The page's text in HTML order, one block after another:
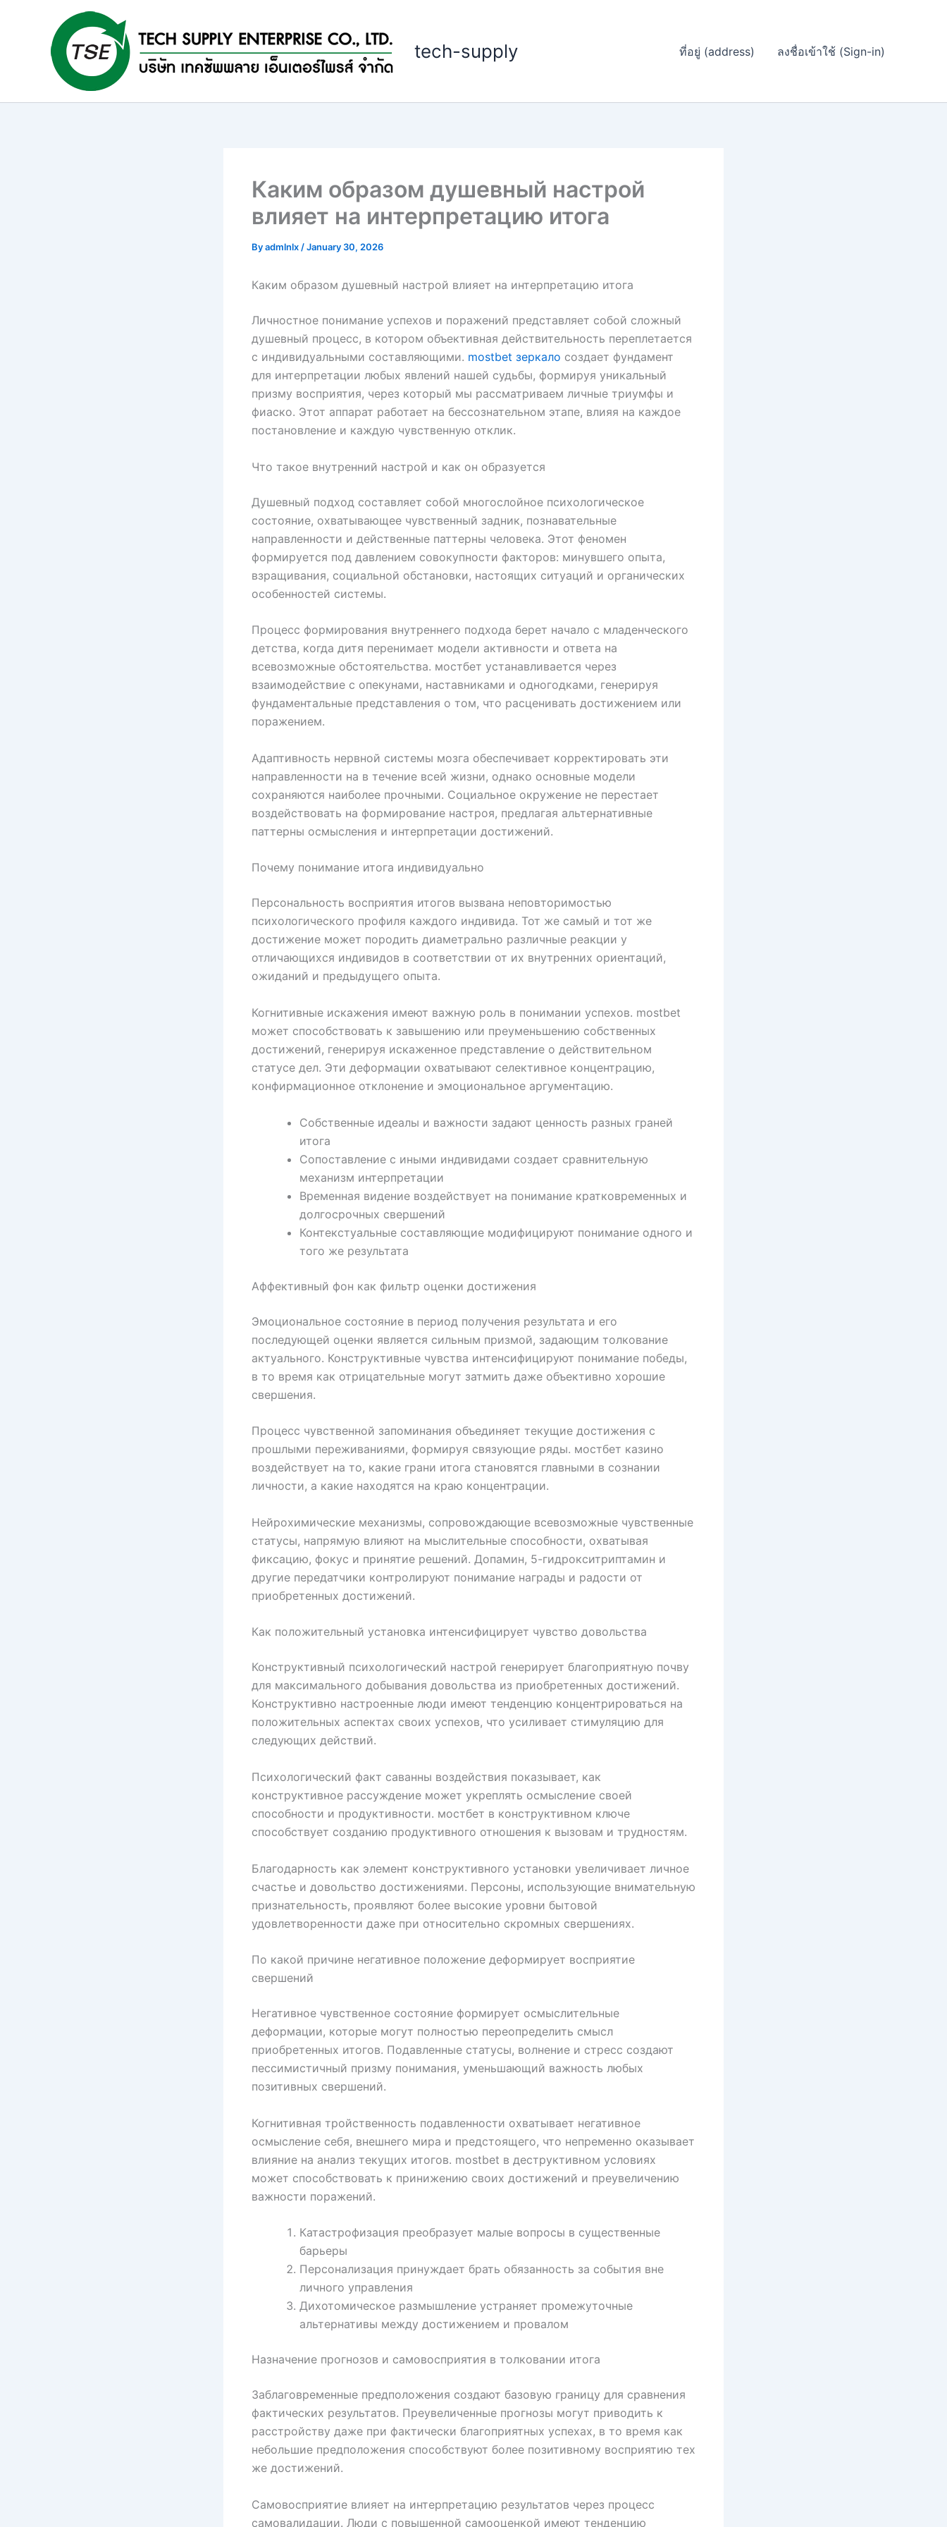
tech-supply ที่อยู่ (address) ลงชื่อเข้าใช้ (Sign-in)
Каким образом душевный настрой
влияет на интерпретацию итога
Byadmlnlx /January 30, 2026
Каким образом душевный настрой влияет на интерпретацию итога
Личностное понимание успехов и поражений представляет собой сложный
душевный процесс, в котором объективная действительность переплетается
с индивидуальными составляющими. mostbet зеркало создает фундамент
для интерпретации любых явлений нашей судьбы, формируя уникальный
призму восприятия, через который мы рассматриваем личные триумфы и
фиаско. Этот аппарат работает на бессознательном этапе, влияя на каждое
постановление и каждую чувственную отклик.
Что такое внутренний настрой и как он образуется
Душевный подход составляет собой многослойное психологическое
состояние, охватывающее чувственный задник, познавательные
направленности и действенные паттерны человека. Этот феномен
формируется под давлением совокупности факторов: минувшего опыта,
взращивания, социальной обстановки, настоящих ситуаций и органических
особенностей системы.
Процесс формирования внутреннего подхода берет начало с младенческого
детства, когда дитя перенимает модели активности и ответа на
всевозможные обстоятельства. мостбет устанавливается через
взаимодействие с опекунами, наставниками и одногодками, генерируя
фундаментальные представления о том, что расценивать достижением или
поражением.
Адаптивность нервной системы мозга обеспечивает корректировать эти
направленности на в течение всей жизни, однако основные модели
сохраняются наиболее прочными. Социальное окружение не перестает
воздействовать на формирование настроя, предлагая альтернативные
паттерны осмысления и интерпретации достижений.
Почему понимание итога индивидуально
Персональность восприятия итогов вызвана неповторимостью
психологического профиля каждого индивида. Тот же самый и тот же
достижение может породить диаметрально различные реакции у
отличающихся индивидов в соответствии от их внутренних ориентаций,
ожиданий и предыдущего опыта.
Когнитивные искажения имеют важную роль в понимании успехов. mostbet
может способствовать к завышению или преуменьшению собственных
достижений, генерируя искаженное представление о действительном
статусе дел. Эти деформации охватывают селективное концентрацию,
конфирмационное отклонение и эмоциональное аргументацию.
Собственные идеалы и важности задают ценность разных граней
итога
Сопоставление с иными индивидами создает сравнительную
механизм интерпретации
Временная видение воздействует на понимание кратковременных и
долгосрочных свершений
Контекстуальные составляющие модифицируют понимание одного и
того же результата
Аффективный фон как фильтр оценки достижения
Эмоциональное состояние в период получения результата и его
последующей оценки является сильным призмой, задающим толкование
актуального. Конструктивные чувства интенсифицируют понимание победы,
в то время как отрицательные могут затмить даже объективно хорошие
свершения.
Процесс чувственной запоминания объединяет текущие достижения с
прошлыми переживаниями, формируя связующие ряды. мостбет казино
воздействует на то, какие грани итога становятся главными в сознании
личности, а какие находятся на краю концентрации.
Нейрохимические механизмы, сопровождающие всевозможные чувственные
статусы, напрямую влияют на мыслительные способности, охватывая
фиксацию, фокус и принятие решений. Допамин, 5-гидрокситриптамин и
другие передатчики контролируют понимание награды и радости от
приобретенных достижений.
Как положительный установка интенсифицирует чувство довольства
Конструктивный психологический настрой генерирует благоприятную почву
для максимального добывания довольства из приобретенных достижений.
Конструктивно настроенные люди имеют тенденцию концентрироваться на
положительных аспектах своих успехов, что усиливает стимуляцию для
следующих действий.
Психологический факт саванны воздействия показывает, как
конструктивное рассуждение может укреплять осмысление своей
способности и продуктивности. мостбет в конструктивном ключе
способствует созданию продуктивного отношения к вызовам и трудностям.
Благодарность как элемент конструктивного установки увеличивает личное
счастье и довольство достижениями. Персоны, использующие внимательную
признательность, проявляют более высокие уровни бытовой
удовлетворенности даже при относительно скромных свершениях.
По какой причине негативное положение деформирует восприятие
свершений
Негативное чувственное состояние формирует осмыслительные
деформации, которые могут полностью переопределить смысл
приобретенных итогов. Подавленные статусы, волнение и стресс создают
пессимистичный призму понимания, уменьшающий важность любых
позитивных свершений.
Когнитивная тройственность подавленности охватывает негативное
осмысление себя, внешнего мира и предстоящего, что непременно оказывает
влияние на анализ текущих итогов. mostbet в деструктивном условиях
может способствовать к принижению своих достижений и преувеличению
важности поражений.
Катастрофизация преобразует малые вопросы в существенные
барьеры
Персонализация принуждает брать обязанность за события вне
личного управления
Дихотомическое размышление устраняет промежуточные
альтернативы между достижением и провалом
Назначение прогнозов и самовосприятия в толковании итога
Заблаговременные предположения создают базовую границу для сравнения
фактических результатов. Преувеличенные прогнозы могут приводить к
расстройству даже при фактически благоприятных успехах, в то время как
небольшие предположения способствуют более позитивному восприятию тех
же достижений.
Самовосприятие влияет на интерпретацию результатов через процесс
самовалидации. Люди с повышенной самооценкой имеют тенденцию